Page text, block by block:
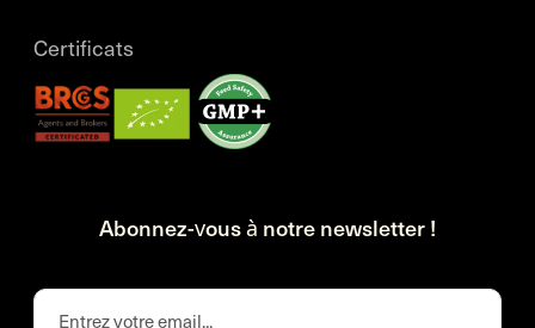
Certificats
Abonnez-vous à notre newsletter !